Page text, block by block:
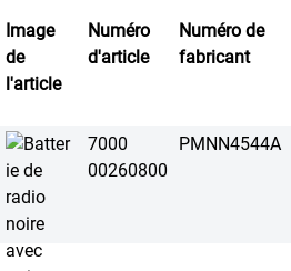
Image
de
l'article
Numéro
d'article
Numéro de
fabricant
7000
00260800
PMNN4544A